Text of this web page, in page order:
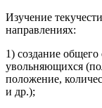
Изучение
направлениях:
1) создание общего
увольняющихся
положение,
и др.);